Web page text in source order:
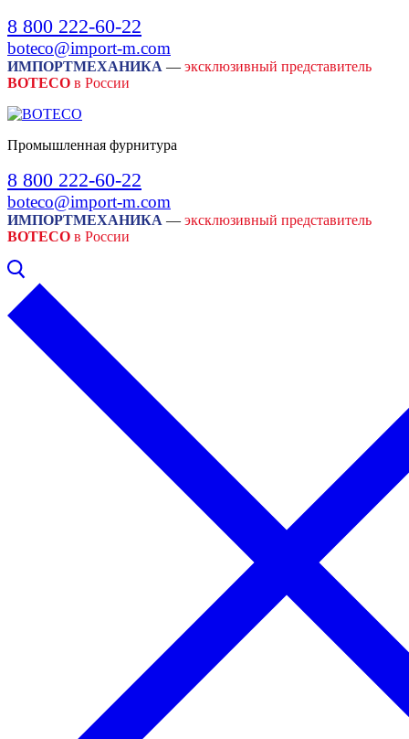
Skip
to
content
Menu
Close
8 800 222-60-22
boteco@import-m.com
ИМПОРТМЕХАНИКА — эксклюзивный представитель
BOTECO в России
Промышленная фурнитура
8 800 222-60-22
boteco@import-m.com
ИМПОРТМЕХАНИКА — эксклюзивный представитель
BOTECO в России